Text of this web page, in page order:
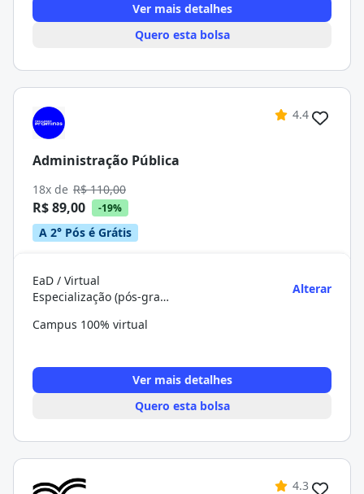
Ver mais detalhes
Quero esta bolsa
4.4
Administração Pública
18x de R$ 110,00
R$ 89,00 -19%
A 2° Pós é Grátis
EaD / Virtual
Especialização (pós-graduação)
Alterar
Campus 100% virtual
Ver mais detalhes
Quero esta bolsa
4.3